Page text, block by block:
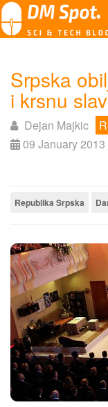
Srpska
i krsnu
Dejan Majkic
09 January 2013
Republika Srpska